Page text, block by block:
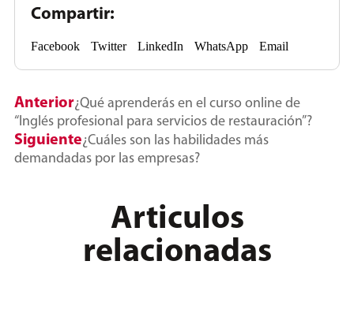
Compartir:
Facebook Twitter LinkedIn WhatsApp Email
Anterior¿Qué aprenderás en el curso online de
“Inglés profesional para servicios de restauración”?
Siguiente¿Cuáles son las habilidades más
demandadas por las empresas?
Articulos
relacionadas